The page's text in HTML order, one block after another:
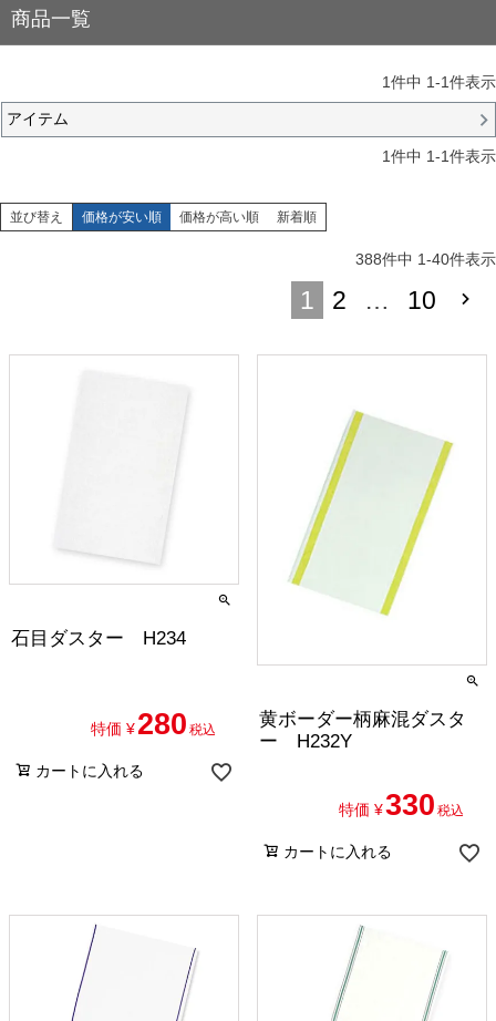
商品一覧
1件中 1-1件表示
アイテム
1件中 1-1件表示
並び替え 価格が安い順 価格が高い順 新着順
388件中 1-40件表示
1 2 … 10
石目ダスター H234
特価 ¥ 280 税込
カートに入れる
黄ボーダー柄麻混ダスタ
ー H232Y
特価 ¥330 税込
カートに入れる